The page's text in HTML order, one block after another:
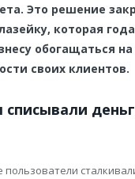
Это решение
которая
обогащаться на
своих клиентов.
списывали
пользователи